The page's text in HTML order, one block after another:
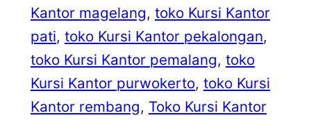
Kantor magelang, toko Kursi Kantor
pati, toko Kursi Kantor pekalongan
toko Kursi Kantor pemalang, toko
Kursi Kantor purwokerto, toko Kursi
Kantor rembang, Toko Kursi Kantor